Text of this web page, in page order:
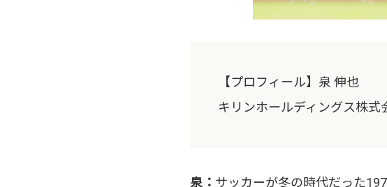
【プロフィール】泉 伸也
キリンホールディングス株式
泉： サッカーが冬の時代だった